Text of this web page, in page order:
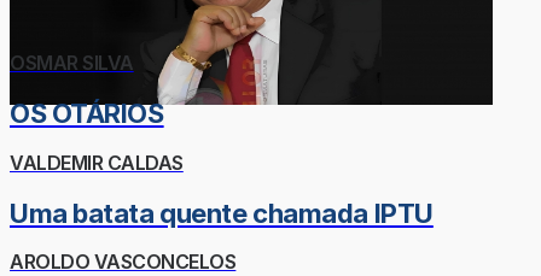
OSMAR SILVA
OS OTÁRIOS
VALDEMIR CALDAS
Uma batata quente chamada IPTU
AROLDO VASCONCELOS